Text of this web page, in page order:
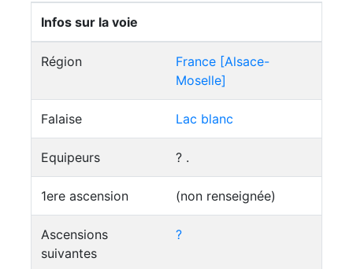
Infos sur la voie
Région
France [Alsace-
Moselle]
Falaise Lac blanc
Equipeurs ? .
1ere ascension (non renseignée)
Ascensions
suivantes
?